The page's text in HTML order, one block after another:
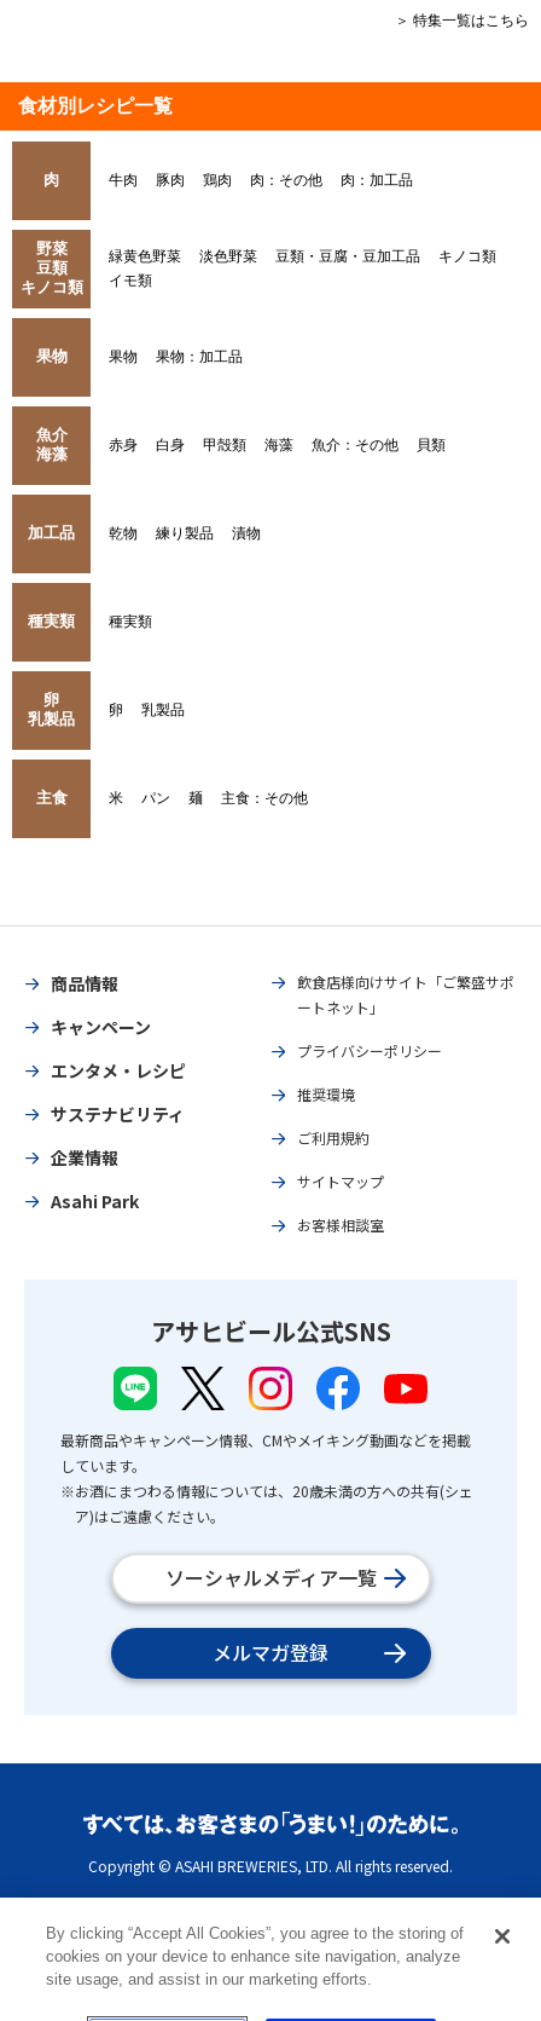
＞ 特集一覧はこちら
食材別レシピ一覧
肉 牛肉 豚肉 鶏肉 肉：その他 肉：加工品
野菜
豆類
キノコ類
緑黄色野菜 淡色野菜 豆類・豆腐・豆加工品
キノコ類
イモ類
果物 果物 果物：加工品
魚介
海藻
赤身 白身 甲殻類 海藻 魚介：その他 貝類
加工品 乾物 練り製品 漬物
種実類 種実類
卵
乳製品
卵 乳製品
主食 米 パン 麺 主食：その他
商品情報
キャンペーン
エンタメ・レシピ
サステナビリティ
企業情報
Asahi Park
飲食店様向けサイト「ご繁盛サポ
ートネット」
プライバシーポリシー
推奨環境
ご利用規約
サイトマップ
お客様相談室
アサヒビール公式SNS
最新商品やキャンペーン情報、CMやメイキング動画などを掲載
しています。
※お酒にまつわる情報については、20歳未満の方への共有(シェ
ア)はご遠慮ください。
ソーシャルメディア一覧
メルマガ登録
Copyright © ASAHI BREWERIES, LTD. All rights reserved.
By clicking “Accept All Cookies”, you agree to the storing of
cookies on your device to enhance site navigation, analyze
site usage, and assist in our marketing efforts.